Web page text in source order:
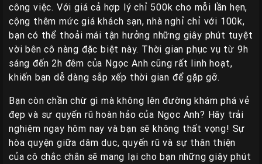
công việc. Với giá cả hợp lý chỉ 500k cho mỗi lần hẹn,
cộng thêm mức giá khách sạn, nhà nghỉ chỉ với 100k,
bạn có thể thoải mái tận hưởng những giây phút tuyệt
vời bên cô nàng đặc biệt này. Thời gian phục vụ từ 9h
sáng đến 2h đêm của Ngọc Anh cũng rất linh hoạt,
khiến bạn dễ dàng sắp xếp thời gian để gặp gỡ.
Bạn còn chần chừ gì mà không lên đường khám phá vẻ
đẹp và sự quyến rũ hoàn hảo của Ngọc Anh? Hãy trải
nghiệm ngay hôm nay và bạn sẽ không thất vọng! Sự
hòa quyện giữa dâm dục, quyến rũ và sự thân thiện
của cô chắc chắn sẽ mang lại cho bạn những giây phút